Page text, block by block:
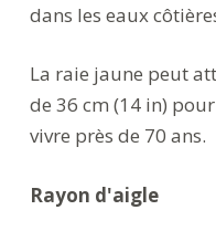
dans les eaux
La raie jaune peut
de 36 cm (14 in)
vivre près de 70 ans.
Rayon d'aigle